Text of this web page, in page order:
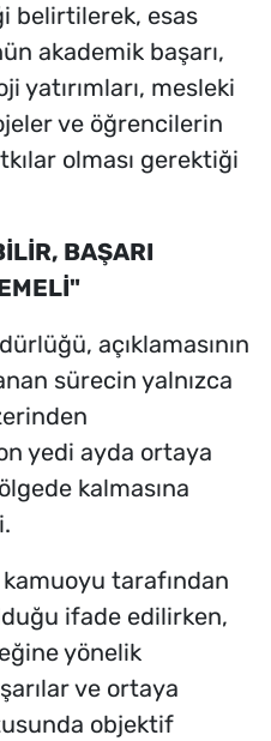
belirtilerek, esas
akademik başarı,
yatırımları, mesleki
ve öğrencilerin
olması gerektiği
BAŞARI
açıklamasının
sürecin yalnızca
yedi ayda ortaya
kalmasına
tarafından
ifade edilirken,
yönelik
ve ortaya
objektif